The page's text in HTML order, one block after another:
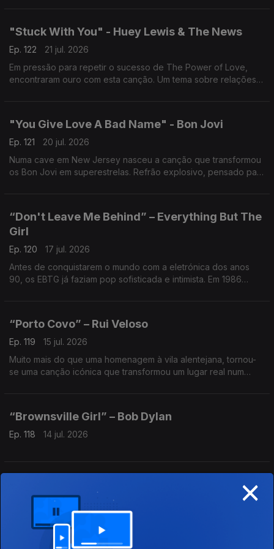
"Stuck With You" - Huey Lewis & The News
Ep. 122
21 jul. 2026
Em pressão para repetir o sucesso de The Power of Love,
encontraram ouro com esta canção. Um tema sobre relações
"You Give Love A Bad Name" - Bon Jovi
Ep. 121
20 jul. 2026
Numa cave em New Jersey nasceu a canção que transformou
os Bon Jovi em superestrelas. Refrão explosivo, pensado para
“Don't Leave Me Behind” – Everything But The
Girl
Ep. 120
17 jul. 2026
Antes de conquistarem o mundo com a eletrónica dos anos
90, os EBTG já faziam pop sofisticada e intimista. Em 1986
“Porto Covo” – Rui Veloso
Ep. 119
15 jul. 2026
Muito mais do que uma homenagem à vila alentejana, tornou-
se uma canção icónica que transformou um lugar real num
“Brownsville Girl” – Bob Dylan
Ep. 118 14 jul. 2026
13 jul. 2026
Em 1964, uma adolescente escocesa gravou Shout com voz
arranhada por uma constipação… criou um clássico. Vinte e
dois anos depois, em 1986, a reedição voltou ao Top 10
×